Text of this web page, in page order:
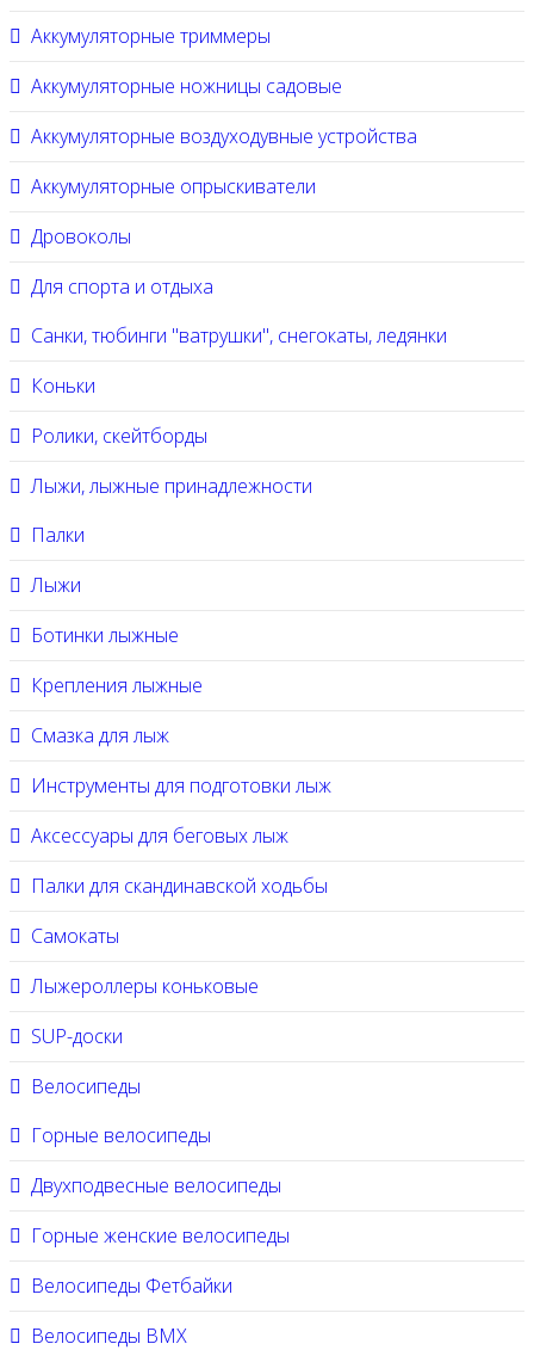
Аккумуляторные триммеры
Аккумуляторные ножницы садовые
Аккумуляторные воздуходувные устройства
Аккумуляторные опрыскиватели
Дровоколы
Для спорта и отдыха
Санки, тюбинги "ватрушки", снегокаты, ледянки
Коньки
Ролики, скейтборды
Лыжи, лыжные принадлежности
Палки
Лыжи
Ботинки лыжные
Крепления лыжные
Смазка для лыж
Инструменты для подготовки лыж
Аксессуары для беговых лыж
Палки для скандинавской ходьбы
Самокаты
Лыжероллеры коньковые
SUP-доски
Велосипеды
Горные велосипеды
Двухподвесные велосипеды
Горные женские велосипеды
Велосипеды Фетбайки
Велосипеды BMX